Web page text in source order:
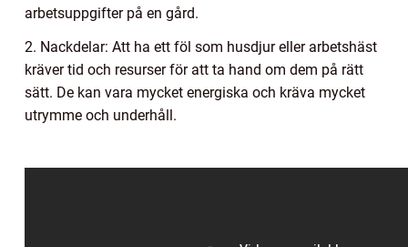
arbetsuppgifter på en gård.
2. Nackdelar: Att ha ett föl som husdjur eller arbetshäst
kräver tid och resurser för att ta hand om dem på rätt
sätt. De kan vara mycket energiska och kräva mycket
utrymme och underhåll.